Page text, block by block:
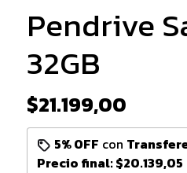
Pendrive
32GB
$21.199,00
5% OFF con
Precio final:$20.139,05